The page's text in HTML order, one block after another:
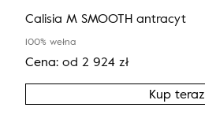
Calisia M SMOOTH antracyt
100% wełna
Cena: od 2 924 zł
Kup teraz